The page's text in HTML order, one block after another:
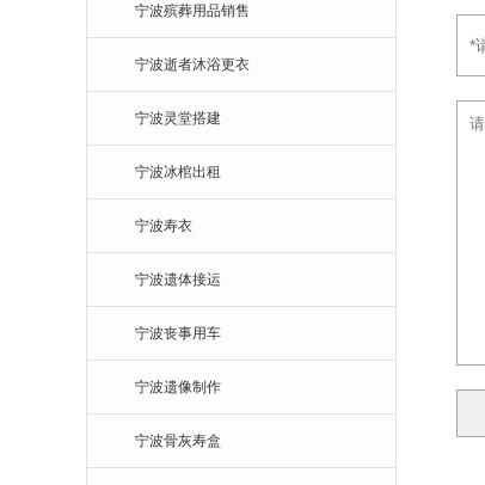
宁波殡葬用品销售
宁波逝者沐浴更衣
宁波灵堂搭建
宁波冰棺出租
宁波寿衣
宁波遗体接运
宁波丧事用车
宁波遗像制作
宁波骨灰寿盒